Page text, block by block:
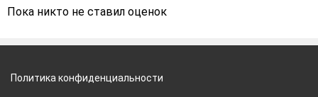
Пока никто не ставил оценок
Политика конфиденциальности